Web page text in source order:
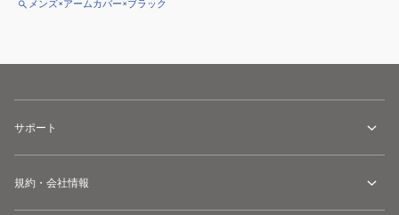
メンズ×アームカバー×ブラック
サポート
規約・会社情報